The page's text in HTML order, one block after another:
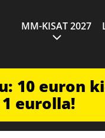
MM-KISAT 2027
10 euron
eurolla!